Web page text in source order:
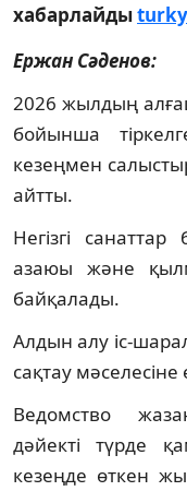
хабарлайды
Ержан Сәденов:
2026 жылдың
бойынша
кезеңмен
айтты.
Негізгі
азаюы және
байқалады.
Алдын алу іс-
сақтау
Ведомство
дәйекті түрде
кезеңде өткен